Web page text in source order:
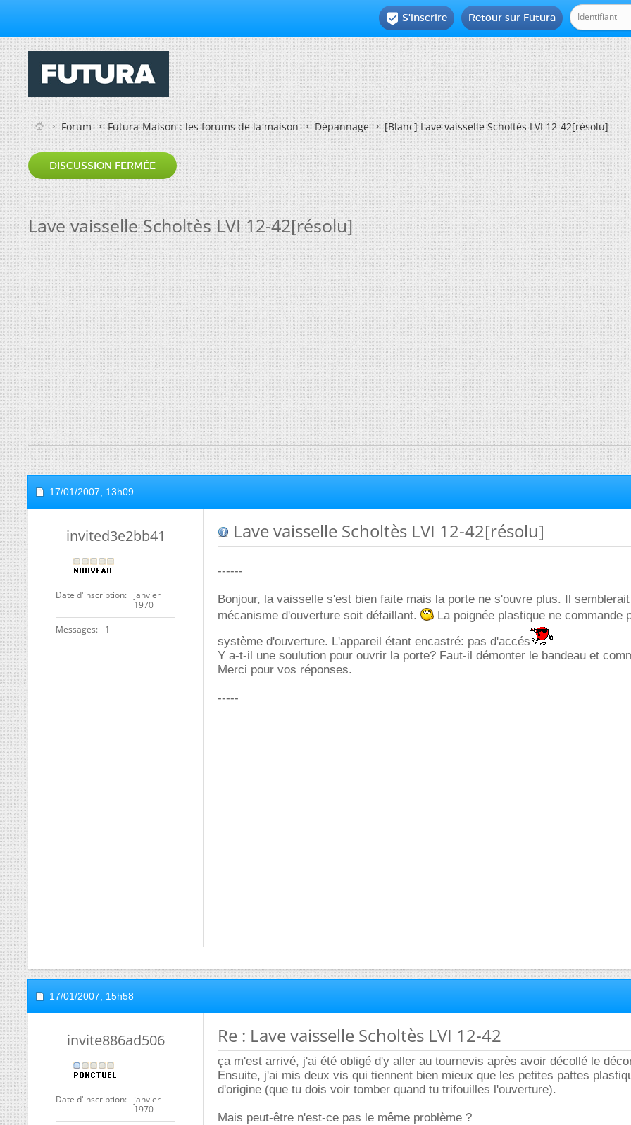
Retour sur Futura
 S'inscrire
Forum Futura-Maison : les forums de la maison Dépannage [Blanc]Lave vaisselle Scholtès LVI 12-42[résolu]
DISCUSSION FERMÉE
Lave vaisselle Scholtès LVI 12-42[résolu]
17/01/2007, 13h09
invited3e2bb41
Date d'inscription
janvier
1970
Messages 1
Lave vaisselle Scholtès LVI 12-42[résolu]
------
Bonjour, la vaisselle s'est bien faite mais la porte ne s'ouvre plus. Il
mécanisme d'ouverture soit défaillant.
La poignée plastique ne commande
système d'ouverture. L'appareil étant encastré: pas d'accés
Y a-t-il une soulution pour ouvrir la porte? Faut-il démonter le bandeau et
Merci pour vos réponses.
-----
17/01/2007, 15h58
invite886ad506
Date d'inscription
janvier
1970
Re : Lave vaisselle Scholtès LVI 12-42
ça m'est arrivé, j'ai été obligé d'y aller au tournevis après avoir décollé le
Ensuite, j'ai mis deux vis qui tiennent bien mieux que les petites pattes
d'origine (que tu dois voir tomber quand tu trifouilles l'ouverture).
Mais peut-être n'est-ce pas le même problème ?